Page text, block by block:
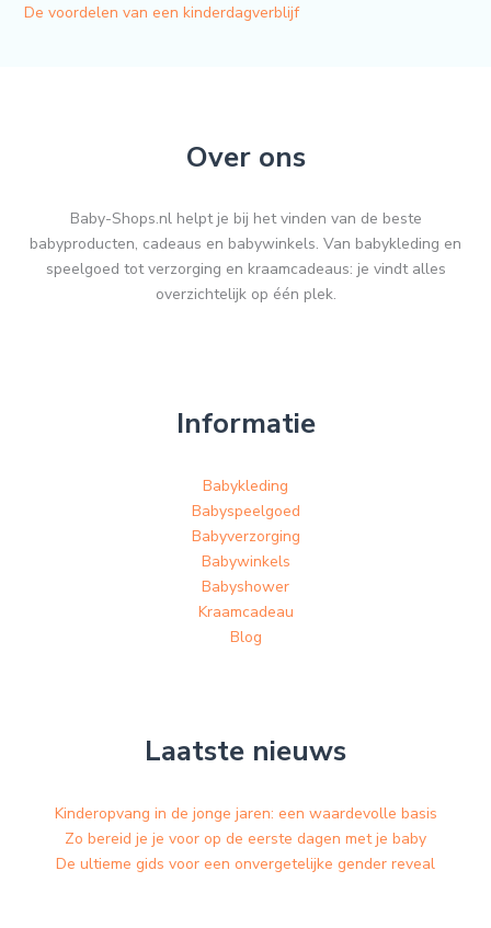
De voordelen van een kinderdagverblijf
Over ons
Baby-Shops.nl helpt je bij het vinden van de beste
babyproducten, cadeaus en babywinkels. Van babykleding en
speelgoed tot verzorging en kraamcadeaus: je vindt alles
overzichtelijk op één plek.
Informatie
Babykleding
Babyspeelgoed
Babyverzorging
Babywinkels
Babyshower
Kraamcadeau
Blog
Laatste nieuws
Kinderopvang in de jonge jaren: een waardevolle basis
Zo bereid je je voor op de eerste dagen met je baby
De ultieme gids voor een onvergetelijke gender reveal